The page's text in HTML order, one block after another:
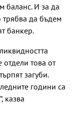
баланс. И за да
да бъдем
банкер.
това от
загуби.
години са
казва